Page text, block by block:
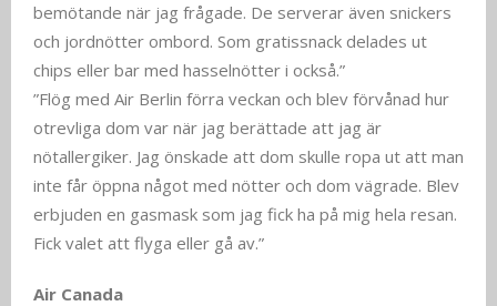
bemötande när jag frågade. De serverar även snickers
och jordnötter ombord. Som gratissnack delades ut
chips eller bar med hasselnötter i också.”
”Flög med Air Berlin förra veckan och blev förvånad hur
otrevliga dom var när jag berättade att jag är
nötallergiker. Jag önskade att dom skulle ropa ut att man
inte får öppna något med nötter och dom vägrade. Blev
erbjuden en gasmask som jag fick ha på mig hela resan.
Fick valet att flyga eller gå av.”
Air Canada